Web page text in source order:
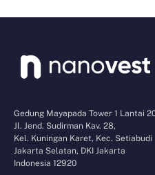
Gedung Mayapada Tower 1 Lantai
Jl. Jend. Sudirman Kav. 28,
Kel. Kuningan Karet, Kec. Setiabudi
Jakarta Selatan, DKI Jakarta
Indonesia 12920